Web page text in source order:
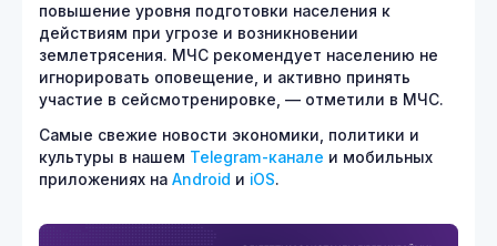
повышение уровня подготовки населения к
действиям при угрозе и возникновении
землетрясения. МЧС рекомендует населению не
игнорировать оповещение, и активно принять
участие в сейсмотренировке, — отметили в МЧС.
Самые свежие новости экономики, политики и
культуры в нашем Telegram-канале и мобильных
приложениях на Android и iOS.